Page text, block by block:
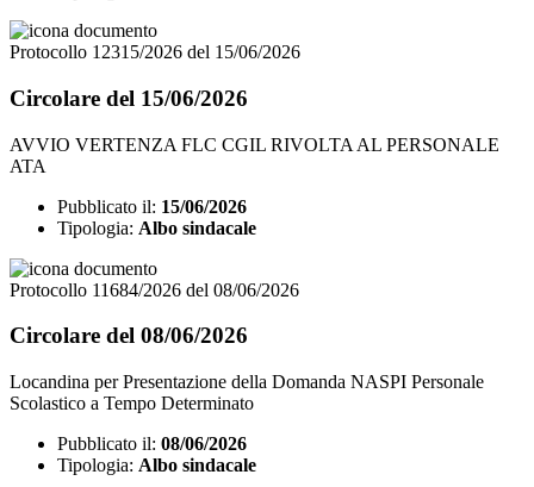
Protocollo 12315/2026 del 15/06/2026
Circolare del 15/06/2026
AVVIO VERTENZA FLC CGIL RIVOLTA AL PERSONALE
ATA
Pubblicato il: 15/06/2026
Tipologia: Albo sindacale
Protocollo 11684/2026 del 08/06/2026
Circolare del 08/06/2026
Locandina per Presentazione della Domanda NASPI Personale
Scolastico a Tempo Determinato
Pubblicato il: 08/06/2026
Tipologia: Albo sindacale